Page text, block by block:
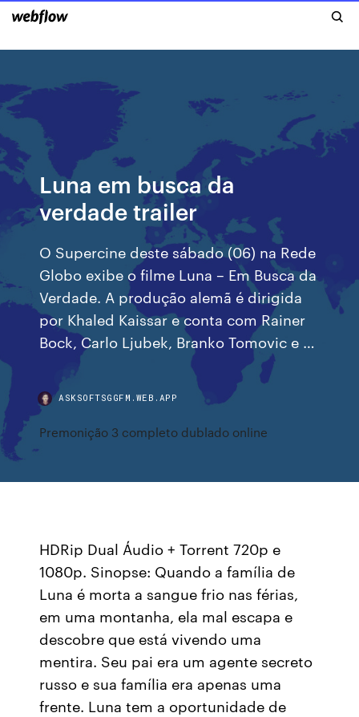
Luna em busca da
verdade trailer
O Supercine deste sábado (06) na Rede
Globo exibe o filme Luna – Em Busca da
Verdade. A produção alemã é dirigida
por Khaled Kaissar e conta com Rainer
Bock, Carlo Ljubek, Branko Tomovic e …
ASKSOFTSGGFM.WEB.APP
Premonição 3 completo dublado online
HDRip Dual Áudio + Torrent 720p e
1080p. Sinopse: Quando a família de
Luna é morta a sangue frio nas férias,
em uma montanha, ela mal escapa e
descobre que está vivendo uma
mentira. Seu pai era um agente secreto
russo e sua família era apenas uma
frente. Luna tem a oportunidade de